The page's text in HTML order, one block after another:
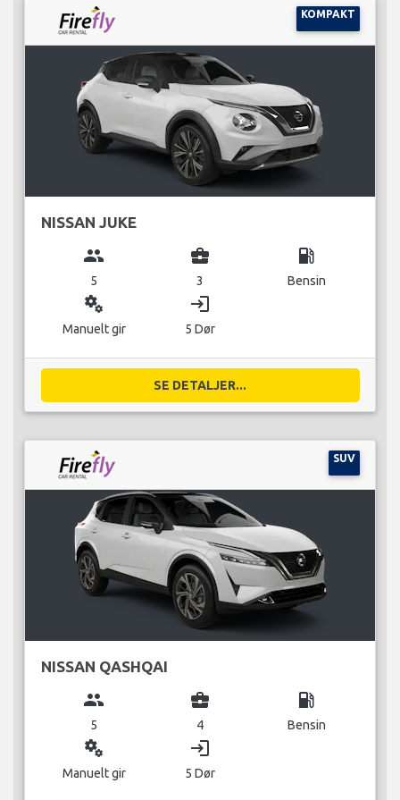
KOMPAKT
NISSAN JUKE
group
5
business_center
3
local_gas_station
Bensin
miscellaneous_services
Manuelt gir
login
5 Dør
SE DETALJER...
SUV
NISSAN QASHQAI
group
5
business_center
4
local_gas_station
Bensin
miscellaneous_services
Manuelt gir
login
5 Dør